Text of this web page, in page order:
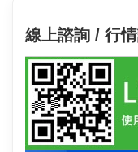
線上諮詢 / 行